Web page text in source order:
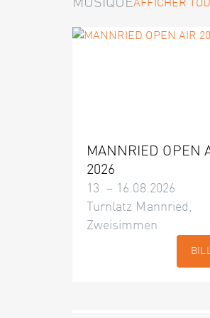
MUSIQUEAFFICHER
MANNRIED OPEN
2026
13. – 16.08.2026
Turnlatz Mannried,
Zweisimmen